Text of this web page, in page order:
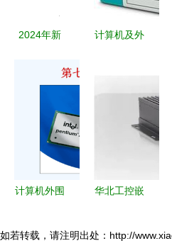
解的硬核知
识之控制硬
2024年新
围设备项目
划与可行性
研究报告
计算机及外
核心工具
计算机外围
华北工控嵌
持续升级，
如若转载，请注明出处：http://